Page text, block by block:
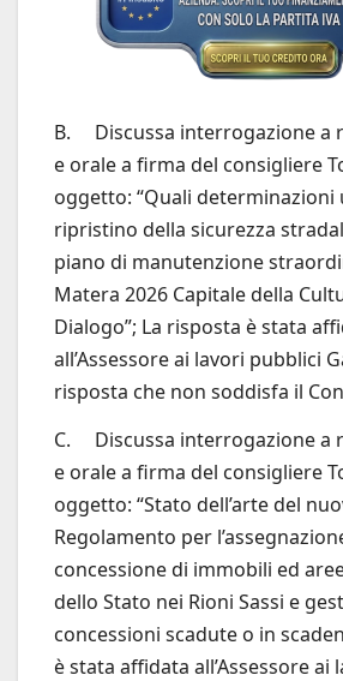
B. Discussa interrogazione a
e orale a firma del consigliere
oggetto: “Quali
ripristino della sicurezza
piano di manutenzione
Matera 2026 Capitale della
Dialogo”; La risposta è stata
all’Assessore ai lavori pubblici
risposta che non soddisfa il
C. Discussa interrogazione a
e orale a firma del consigliere
oggetto: “Stato dell’arte del
Regolamento per
concessione di immobili ed
dello Stato nei Rioni Sassi e
concessioni scadute o in
è stata affidata all’Assessore ai